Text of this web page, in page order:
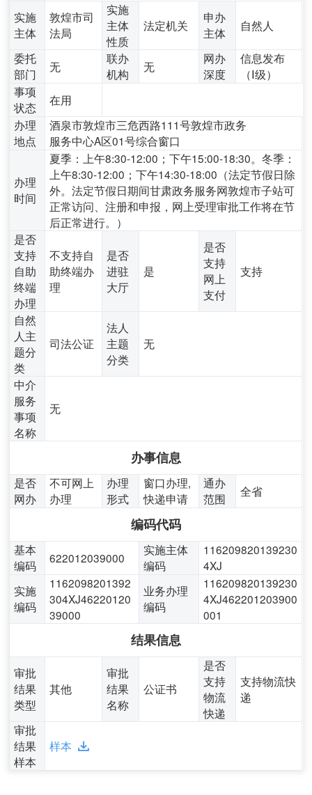
实施
主体
敦煌市司
法局
实施
主体
性质
法定机关
申办
主体
自然人
委托
部门
无
联办
机构
无
网办
深度
信息发布
（Ⅰ级）
事项
状态
在用
办理
地点
酒泉市敦煌市三危西路111号敦煌市政务
服务中心A区01号综合窗口
办理
时间
夏季：上午8:30-12:00；下午15:00-18:30。冬季：
上午8:30-12:00；下午14:30-18:00（法定节假日除
外。法定节假日期间甘肃政务服务网敦煌市子站可
正常访问、注册和申报，网上受理审批工作将在节
后正常进行。）
是否
支持
自助
终端
办理
不支持自
助终端办
理
是否
进驻
大厅
是
是否
支持
网上
支付
支持
自然
人主
题分
类
司法公证
法人
主题
分类
无
中介
服务
事项
名称
无
办事信息
是否
网办
不可网上
办理
办理
形式
窗口办理,
快递申请
通办
范围
全省
编码代码
基本
编码
622012039000
实施主体
编码
116209820139230
4XJ
实施
编码
1162098201392
304XJ46220120
39000
业务办理
编码
116209820139230
4XJ462201203900
001
结果信息
审批
结果
类型
其他
审批
结果
名称
公证书
是否
支持
物流
快递
支持物流快
递
审批
结果
样本
样本